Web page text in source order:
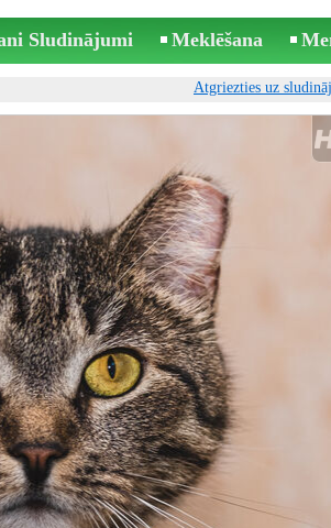
Sludinājumi Meklēšana
Atgriezties uz